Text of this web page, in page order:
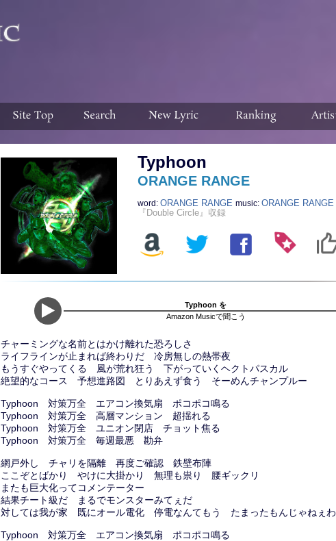
Typhoon
ORANGE RANGE
word: ORANGE RANGE music: ORANGE RANGE
『Double Circle』収録
Typhoon を
Amazon Musicで聞こう
チャーミングな名前とはかけ離れた恐ろしさ
ライフラインが止まれば終わりだ 冷房無しの熱帯夜
もうすぐやってくる 風が荒れ狂う 下がっていくヘクトパスカル
絶望的なコース 予想進路図 とりあえず食う そーめんチャンプルー
Typhoon 対策万全 エアコン換気扇 ポコポコ鳴る
Typhoon 対策万全 高層マンション 超揺れる
Typhoon 対策万全 ユニオン閉店 チョット焦る
Typhoon 対策万全 毎週最悪 勘弁
網戸外し チャリを隔離 再度ご確認 鉄壁布陣
ここぞとばかり やけに大掛かり 無理も祟り 腰ギックリ
またも巨大化ってコメンテーター
結果チート級だ まるでモンスターみてぇだ
対しては我が家 既にオール電化 停電なんてもう たまったもんじゃねぇわ
Typhoon 対策万全 エアコン換気扇 ポコポコ鳴る